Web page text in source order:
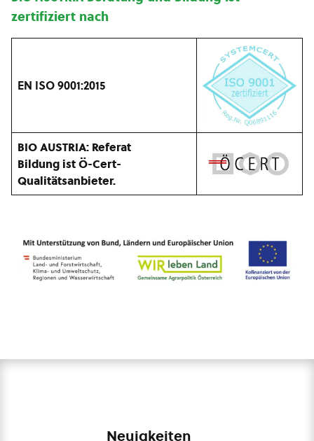
zertifiziert nach
EN ISO 9001:2015
BIO AUSTRIA: Referat
Bildung ist Ö-Cert-
Qualitätsanbieter.
Neuigkeiten